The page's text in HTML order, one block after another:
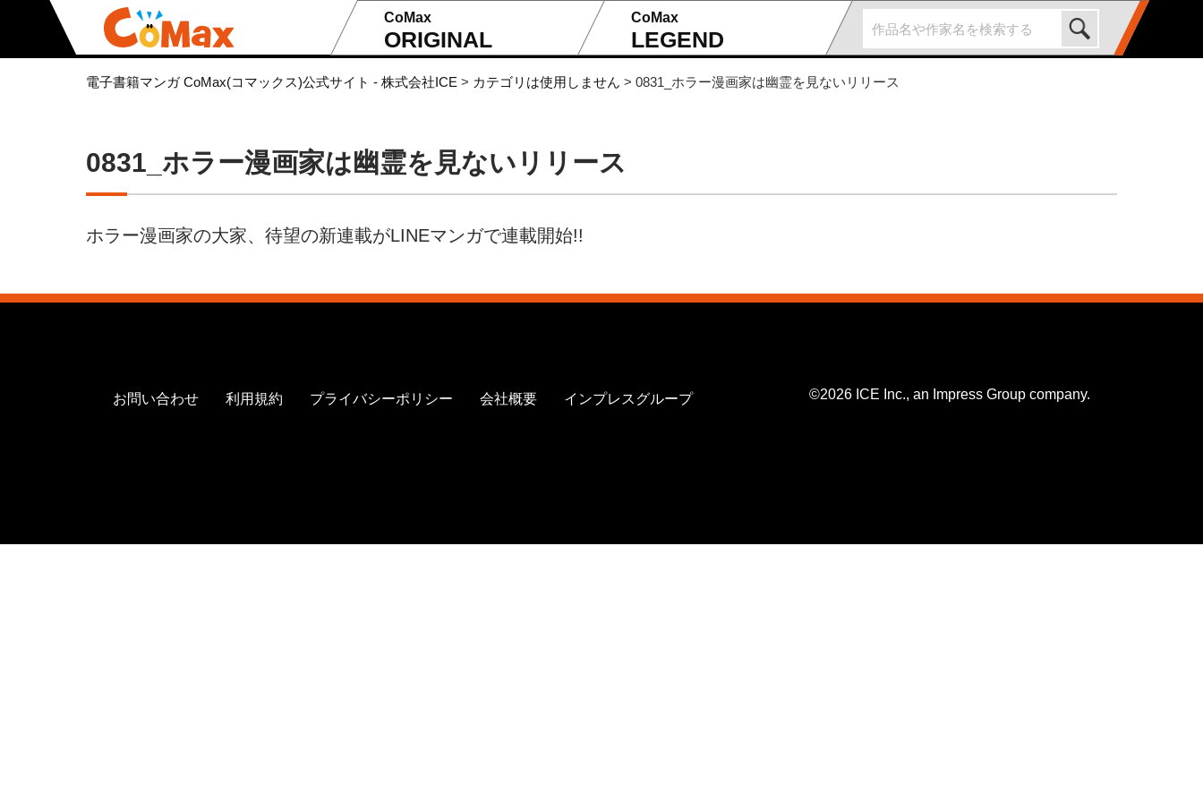
CoMax
ORIGINAL
CoMax
LEGEND
電子書籍マンガ CoMax(コマックス)公式サイト - 株式会社ICE > カテゴリは使用しません > 0831_ホラー漫画家は幽霊を見ないリリース
0831_ホラー漫画家は幽霊を見ないリリース
ホラー漫画家の大家、待望の新連載がLINEマンガで連載開始!!
お問い合わせ 利用規約 プライバシーポリシー 会社概要 インプレスグループ ©2026 ICE Inc., an Impress Group company.